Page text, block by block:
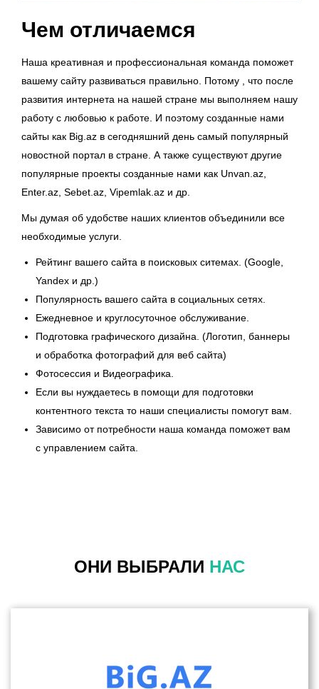
Чем отличаемся
Наша креативная и профессиональная команда поможет
вашему сайту развиваться правильно. Потому , что после
развития интернета на нашей стране мы выполняем нашу
работу с любовью к работе. И поэтому созданные нами
сайты как Big.az в сегодняшний день самый популярный
новостной портал в стране. А также существуют другие
популярные проекты созданные нами как Unvan.az,
Enter.az, Sebet.az, Vipemlak.az и др.
Мы думая об удобстве наших клиентов объединили все
необходимые услуги.
Рейтинг вашего сайта в поисковых ситемах. (Google,
Yandex и др.)
Популярность вашего сайта в социальных сетях.
Ежедневное и круглосуточное обслуживание.
Подготовка графического дизайна. (Логотип, баннеры
и обработка фотографий для веб сайта)
Фотосессия и Видеографика.
Если вы нуждаетесь в помощи для подготовки
контентного текста то наши специалисты помогут вам.
Зависимо от потребности наша команда поможет вам
с управлением сайта.
ОНИ ВЫБРАЛИ НАС